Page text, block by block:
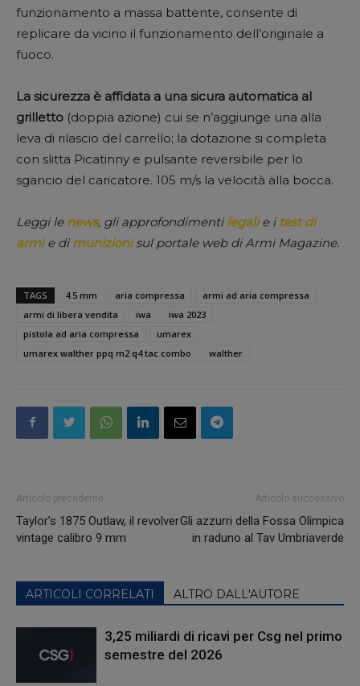
funzionamento a massa battente, consente di
replicare da vicino il funzionamento dell’originale a
fuoco.
La sicurezza è affidata a una sicura automatica al
grilletto (doppia azione) cui se n’aggiunge una alla
leva di rilascio del carrello; la dotazione si completa
con slitta Picatinny e pulsante reversibile per lo
sgancio del caricatore. 105 m/s la velocità alla bocca.
Leggi le news, gli approfondimentilegalie i test di
armie dimunizionisul portale web di Armi Magazine.
TAGS 4.5 mm aria compressa
armi ad aria compressa
armi di libera vendita
iwa
iwa 2023
pistola ad aria compressa
umarex
umarex walther ppq m2 q4 tac combo
walther
Articolo precedente
Taylor’s 1875 Outlaw, il revolver
vintage calibro 9 mm
Articolo successivo
Gli azzurri della Fossa Olimpica
in raduno al Tav Umbriaverde
ARTICOLI CORRELATI ALTRO DALL'AUTORE
3,25 miliardi di ricavi per Csg nel primo
semestre del 2026